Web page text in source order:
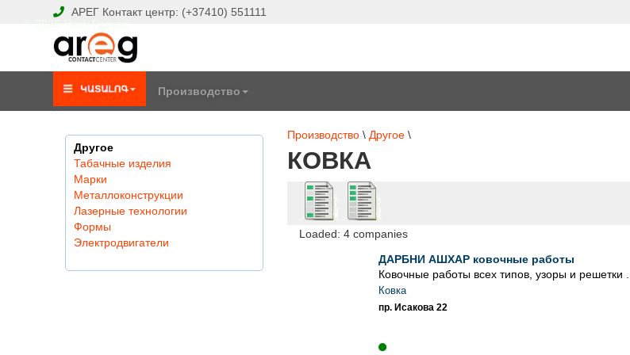
АРЕГ Контакт центр: (+37410) 551111
Производство
Другое
Табачные изделия
Марки
Металлоконструкции
Лазерные технологии
Формы
Электродвигатели
Производство \ Другое \
КОВКА
Loaded: 4 companies
ДАРБНИ АШХАР ковочные работы
Ковочные работы всех типов, узоры и решетки ...
Ковка
пр. Исакова 22